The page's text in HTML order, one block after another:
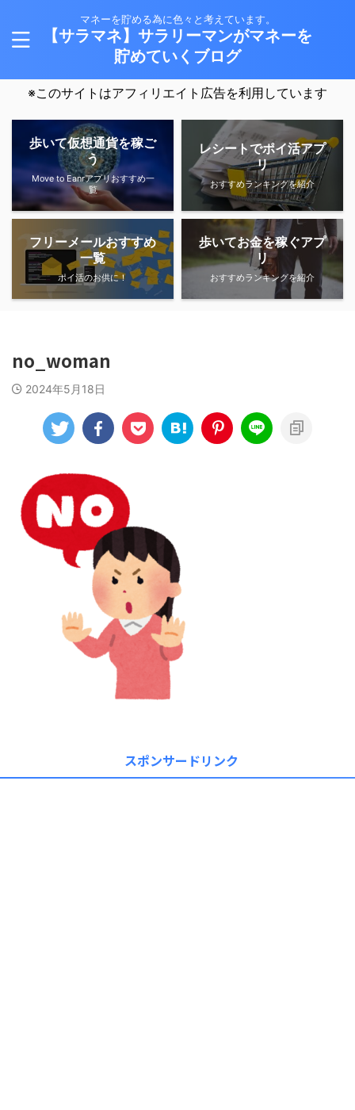
マネーを貯める為に色々と考えています。
【サラマネ】サラリーマンがマネーを
貯めていくブログ
※このサイトはアフィリエイト広告を利用しています
歩いて仮想通貨を稼ご
う
Move to Eanrアプリおすすめ一
覧
レシートでポイ活アプ
リ
おすすめランキングを紹介
フリーメールおすすめ
一覧
ポイ活のお供に！
歩いてお金を稼ぐアプ
リ
おすすめランキングを紹介
no_woman
2024年5月18日
スポンサードリンク